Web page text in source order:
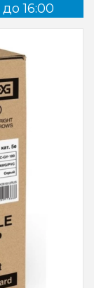
16:00